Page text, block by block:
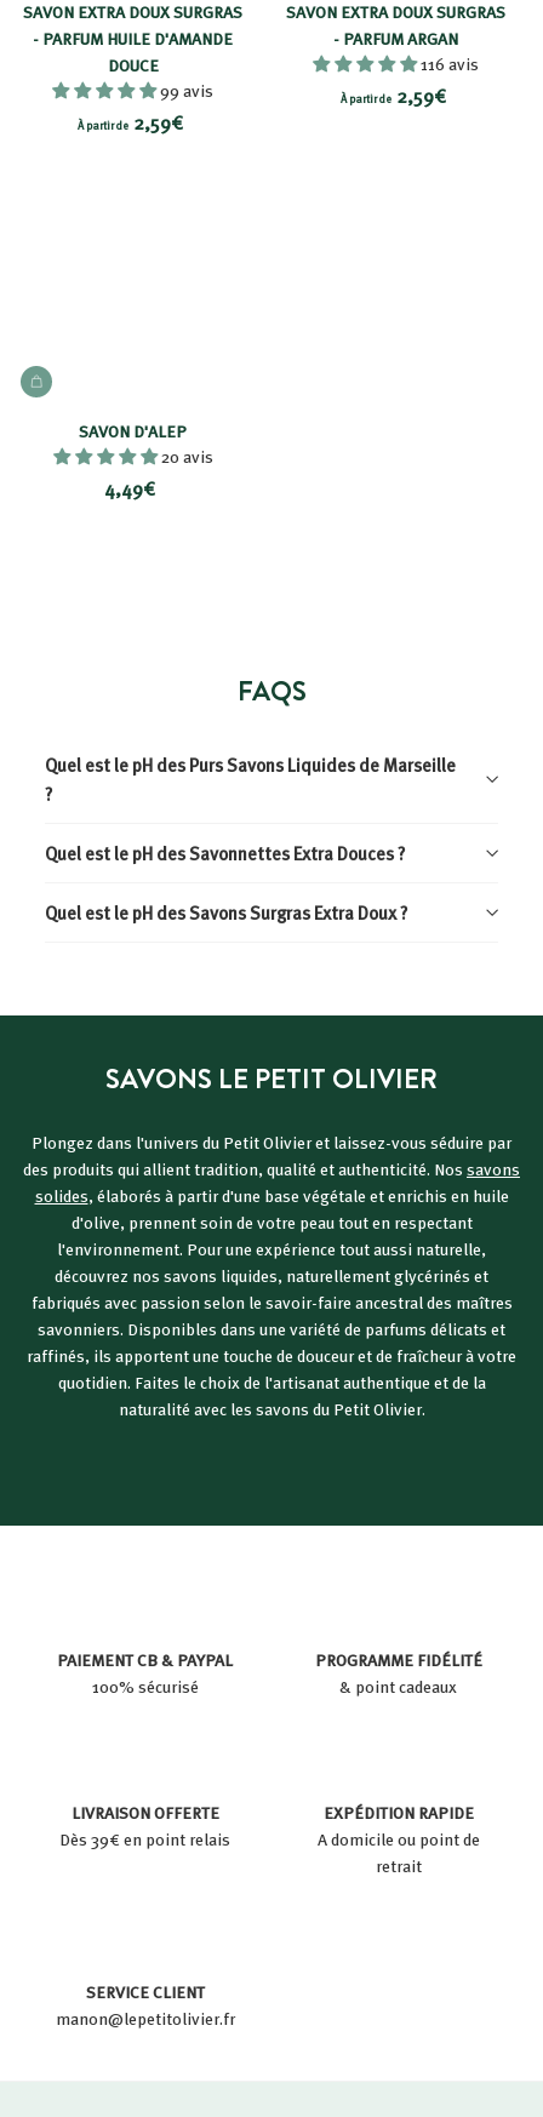
5
€
5
9
€
SAVON EXTRA DOUX SURGRAS
- PARFUM HUILE D'AMANDE
DOUCE
99 avis
À partir de2,59€À
,
5
SAVON EXTRA DOUX SURGRAS
- PARFUM ARGAN
116 avis
À partir de2,59€À
AJOUTER AU PANIER
SAVON D'ALEP
20 avis
4,49€4
FAQS
Quel est le pH des Purs Savons Liquides de Marseille
?
Quel est le pH des Savonnettes Extra Douces ?
Quel est le pH des Savons Surgras Extra Doux ?
SAVONS LE PETIT OLIVIER
Plongez dans l'univers du Petit Olivier et laissez-vous séduire par
des produits qui allient tradition, qualité et authenticité. Nossavons
solides, élaborés à partir d'une base végétale et enrichis en huile
d'olive, prennent soin de votre peau tout en respectant
l'environnement. Pour une expérience tout aussi naturelle,
découvrez nos savons liquides, naturellement glycérinés et
fabriqués avec passion selon le savoir-faire ancestral des maîtres
savonniers. Disponibles dans une variété de parfums délicats et
raffinés, ils apportent une touche de douceur et de fraîcheur à votre
quotidien. Faites le choix de l'artisanat authentique et de la
naturalité avec les savons du Petit Olivier.
PAIEMENT CB & PAYPAL
100% sécurisé
PROGRAMME FIDÉLITÉ
& point cadeaux
LIVRAISON OFFERTE
Dès 39€ en point relais
EXPÉDITION RAPIDE
A domicile ou point de
retrait
SERVICE CLIENT
manon@lepetitolivier.fr